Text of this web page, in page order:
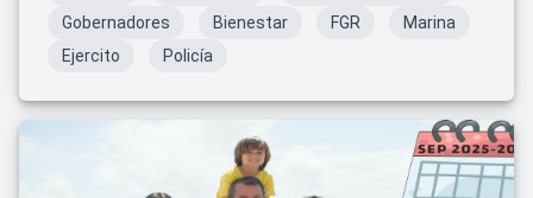
Gobernadores
Bienestar FGR
Marina
Ejercito
Policía